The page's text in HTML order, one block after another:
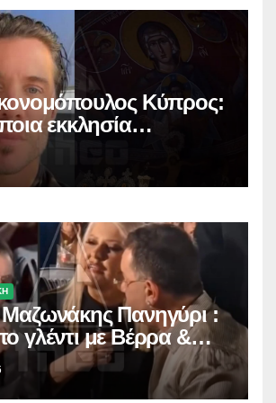
Κύπρος:
εκκλησία
Πανηγύρι :
γλέντι με Βέρρα &